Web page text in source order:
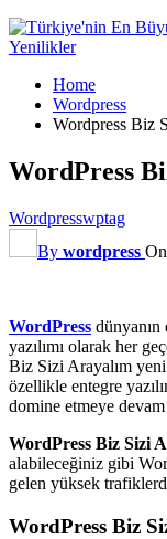
Home
Wordpress
Wordpress Biz
WordPress
Wordpresswptag
By wordpress On
WordPress
yazılımı olarak her
Biz Sizi Arayalım
özellikle entegre
domine etmeye
WordPress Biz Sizi
alabileceğiniz gibi
gelen yüksek
WordPress Biz